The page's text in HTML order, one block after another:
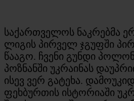
საქართველოს ნაკრებმა
ლიგის პირველ ჯგუფში
წააგო. ჩვენი გუნდი
პოზნანში უკრაინას
ისევ ვერ გატეხა.
ფეხბურთის ისტორიაში